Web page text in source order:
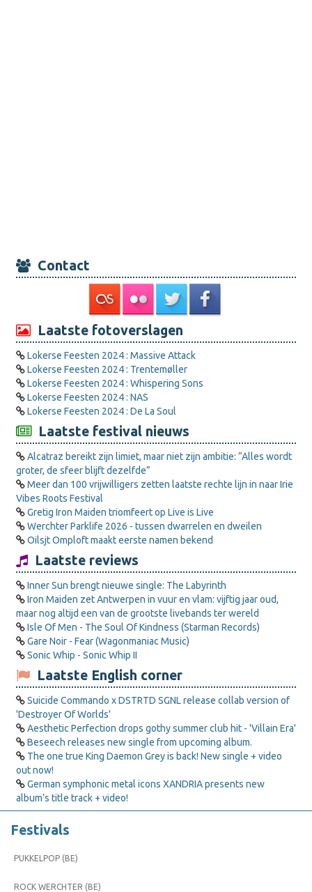
Contact
Laatste fotoverslagen
Lokerse Feesten 2024 : Massive Attack
Lokerse Feesten 2024 : Trentemøller
Lokerse Feesten 2024 : Whispering Sons
Lokerse Feesten 2024 : NAS
Lokerse Feesten 2024 : De La Soul
Laatste festival nieuws
Alcatraz bereikt zijn limiet, maar niet zijn ambitie: “Alles wordt
groter, de sfeer blijft dezelfde”
Meer dan 100 vrijwilligers zetten laatste rechte lijn in naar Irie
Vibes Roots Festival
Gretig Iron Maiden triomfeert op Live is Live
Werchter Parklife 2026 - tussen dwarrelen en dweilen
Oilsjt Omploft maakt eerste namen bekend
Laatste reviews
Inner Sun brengt nieuwe single: The Labyrinth
Iron Maiden zet Antwerpen in vuur en vlam: vijftig jaar oud,
maar nog altijd een van de grootste livebands ter wereld
Isle Of Men - The Soul Of Kindness (Starman Records)
Gare Noir - Fear (Wagonmaniac Music)
Sonic Whip - Sonic Whip II
Laatste English corner
Suicide Commando x DSTRTD SGNL release collab version of
'Destroyer Of Worlds'
Aesthetic Perfection drops gothy summer club hit - 'Villain Era'
Beseech releases new single from upcoming album.
The one true King Daemon Grey is back! New single + video
out now!
German symphonic metal icons XANDRIA presents new
album’s title track + video!
Festivals
PUKKELPOP (BE)
ROCK WERCHTER (BE)